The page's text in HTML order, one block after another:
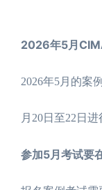
2026年5月
2026年5月的案
月20日至22日
参加5月考试要